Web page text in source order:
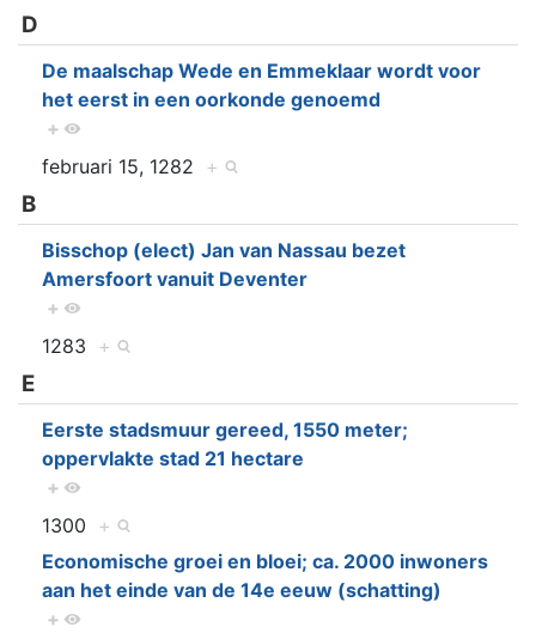
D
De maalschap Wede en Emmeklaar wordt voor
het eerst in een oorkonde genoemd
+
februari 15, 1282 +
B
Bisschop (elect) Jan van Nassau bezet
Amersfoort vanuit Deventer
+
1283 +
E
Eerste stadsmuur gereed, 1550 meter;
oppervlakte stad 21 hectare
+
1300 +
Economische groei en bloei; ca. 2000 inwoners
aan het einde van de 14e eeuw (schatting)
+